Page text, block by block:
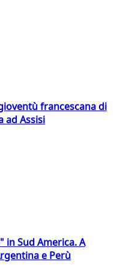
francescana di
ad Assisi
in Sud America. A
e Perù